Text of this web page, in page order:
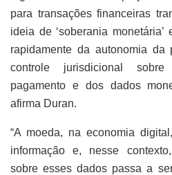
para transações financeiras
ideia de ‘soberania
rapidamente da autonomia
controle jurisdicional
pagamento e dos dados
afirma Duran.
“A moeda, na economia
informação e, nesse
sobre esses dados passa a